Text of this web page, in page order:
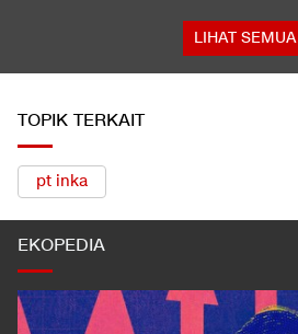
LIHAT SEMUA
TOPIK TERKAIT
pt inka
EKOPEDIA